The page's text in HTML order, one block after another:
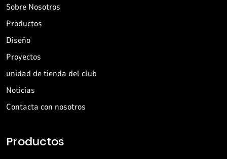
Sobre Nosotros
Productos
Diseño
Proyectos
unidad de tienda del club
Noticias
Contacta con nosotros
Productos